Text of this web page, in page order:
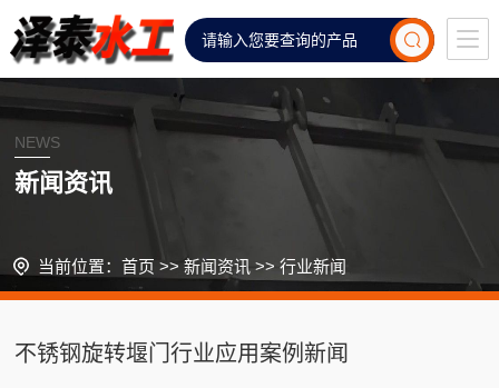
NEWS
新闻资讯
当前位置： 首页 >> 新闻资讯 >> 行业新闻
不锈钢旋转堰门行业应用案例新闻